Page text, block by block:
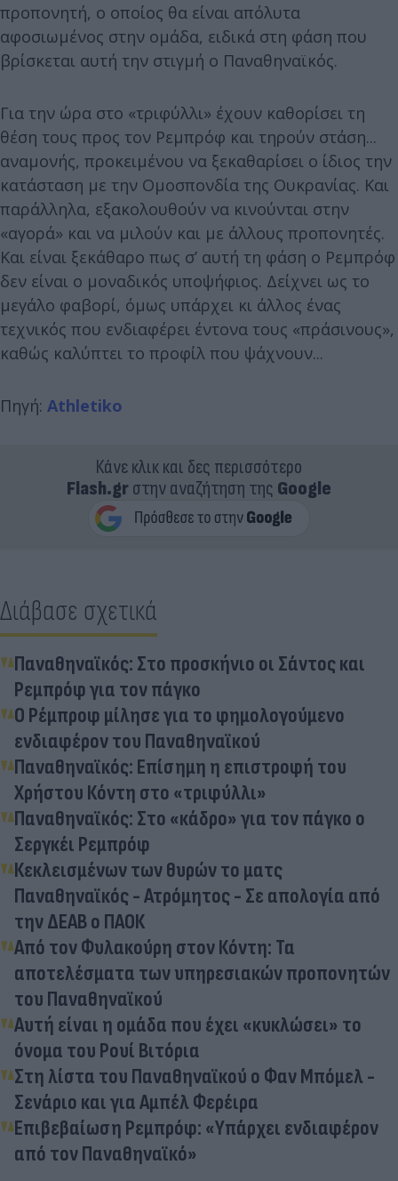
προπονητή, ο οποίος θα είναι απόλυτα
αφοσιωμένος στην ομάδα, ειδικά στη φάση που
βρίσκεται αυτή την στιγμή ο Παναθηναϊκός.
Για την ώρα στο «τριφύλλι» έχουν καθορίσει τη
θέση τους προς τον Ρεμπρόφ και τηρούν στάση...
αναμονής, προκειμένου να ξεκαθαρίσει ο ίδιος την
κατάσταση με την Ομοσπονδία της Ουκρανίας. Και
παράλληλα, εξακολουθούν να κινούνται στην
«αγορά» και να μιλούν και με άλλους προπονητές.
Και είναι ξεκάθαρο πως σ’ αυτή τη φάση ο Ρεμπρόφ
δεν είναι ο μοναδικός υποψήφιος. Δείχνει ως το
μεγάλο φαβορί, όμως υπάρχει κι άλλος ένας
τεχνικός που ενδιαφέρει έντονα τους «πράσινους»,
καθώς καλύπτει το προφίλ που ψάχνουν...
Πηγή: Athletiko
Κάνε κλικ και δες περισσότερο
Flash.grστην αναζήτηση της Google
Διάβασε σχετικά
Παναθηναϊκός: Στο προσκήνιο οι Σάντος και
Ρεμπρόφ για τον πάγκο
Ο Ρέμπροφ μίλησε για το φημολογούμενο
ενδιαφέρον του Παναθηναϊκού
Παναθηναϊκός: Επίσημη η επιστροφή του
Χρήστου Κόντη στο «τριφύλλι»
Παναθηναϊκός: Στο «κάδρο» για τον πάγκο ο
Σεργκέι Ρεμπρόφ
Κεκλεισμένων των θυρών το ματς
Παναθηναϊκός - Ατρόμητος - Σε απολογία από
την ΔΕΑΒ ο ΠΑΟΚ
Από τον Φυλακούρη στον Κόντη: Τα
αποτελέσματα των υπηρεσιακών προπονητών
του Παναθηναϊκού
Αυτή είναι η ομάδα που έχει «κυκλώσει» το
όνομα του Ρουί Βιτόρια
Στη λίστα του Παναθηναϊκού ο Φαν Μπόμελ -
Σενάριο και για Αμπέλ Φερέιρα
Επιβεβαίωση Ρεμπρόφ: «Υπάρχει ενδιαφέρον
από τον Παναθηναϊκό»